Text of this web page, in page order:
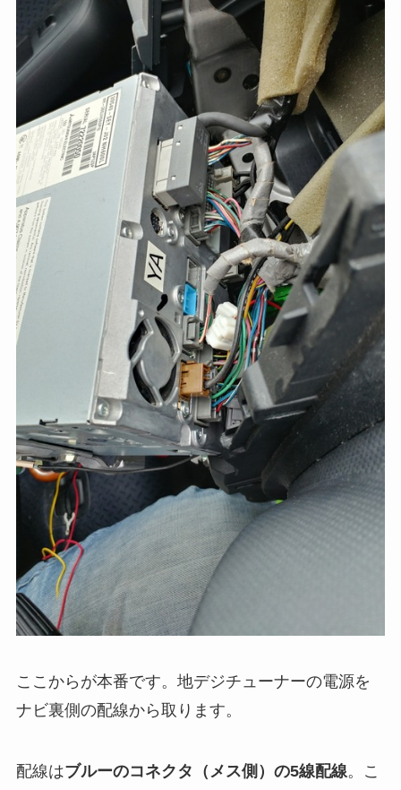
ここからが本番です。地デジチューナーの電源を
ナビ裏側の配線から取ります。
配線はブルーのコネクタ（メス側）の5線配線。こ